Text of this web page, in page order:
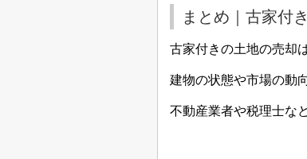
まとめ｜古家付
古家付きの土地の売却
建物の状態や市場の動
不動産業者や税理士な